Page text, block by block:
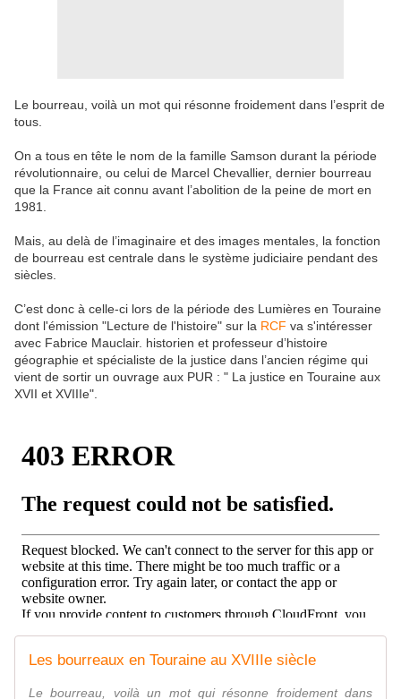
Le bourreau, voilà un mot qui résonne froidement dans l’esprit de
tous.
On a tous en tête le nom de la famille Samson durant la période
révolutionnaire, ou celui de Marcel Chevallier, dernier bourreau
que la France ait connu avant l’abolition de la peine de mort en
1981.
Mais, au delà de l’imaginaire et des images mentales, la fonction
de bourreau est centrale dans le système judiciaire pendant des
siècles.
C’est donc à celle-ci lors de la période des Lumières en Touraine
dont l'émission "Lecture de l'histoire" sur la RCF va s'intéresser
avec Fabrice Mauclair. historien et professeur d’histoire
géographie et spécialiste de la justice dans l’ancien régime qui
vient de sortir un ouvrage aux PUR : " La justice en Touraine aux
XVII et XVIIIe".
Les bourreaux en Touraine au XVIIIe siècle
Le bourreau, voilà un mot qui résonne froidement dans